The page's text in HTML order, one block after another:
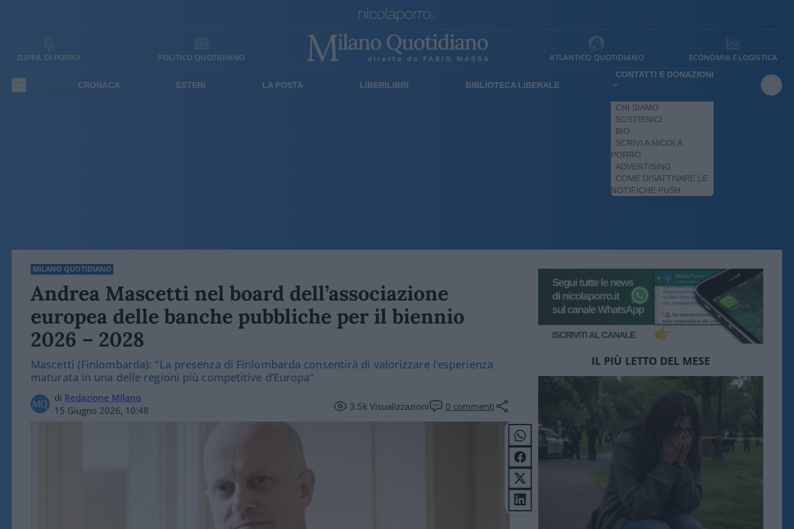
ZUPPA DI PORRO POLITICO QUOTIDIANO ATLANTICO QUOTIDIANO ECONOMIA E LOGISTICA
CRONACA ESTERI LA POSTA LIBERILIBRI BIBLIOTECA LIBERALE
CONTATTI E DONAZIONI
CHI SIAMO
SOSTIENICI
BIO
SCRIVI A NICOLA
PORRO
ADVERTISING
COME DISATTIVARE LE
NOTIFICHE PUSH
MILANO QUOTIDIANO
Andrea Mascetti nel board dell’associazione
europea delle banche pubbliche per il biennio
2026 – 2028
Mascetti (Finlombarda): “La presenza di Finlombarda consentirà di valorizzare l’esperienza
maturata in una delle regioni più competitive d’Europa”
di Redazione Milano
15 Giugno 2026, 10:48
3.5kVisualizzazioni 0 commenti
IL PIÙ LETTO DEL MESE